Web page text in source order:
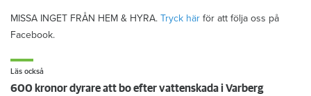
MISSA INGET FRÅN HEM & HYRA. Tryck här för att följa oss på
Facebook.
Läs också
600 kronor dyrare att bo efter vattenskada i Varberg